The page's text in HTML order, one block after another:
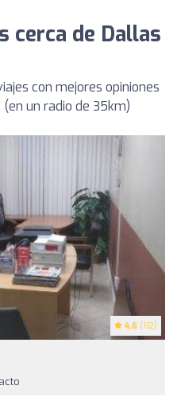
cerca de Dallas
con mejores opiniones
un radio de 35km)
4.6 (112)